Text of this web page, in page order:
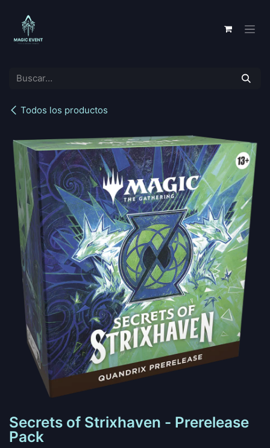
Todos los productos
Secrets of Strixhaven - Prerelease
Pack